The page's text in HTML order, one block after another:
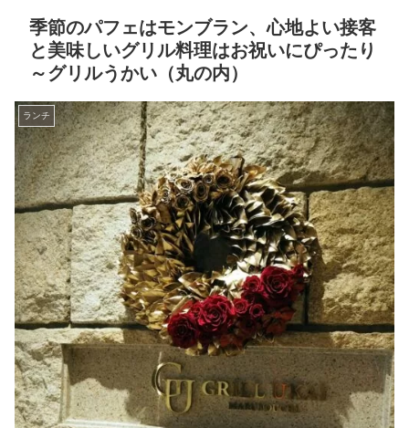
季節のパフェはモンブラン、心地よい接客
と美味しいグリル料理はお祝いにぴったり
～グリルうかい（丸の内）
ランチ